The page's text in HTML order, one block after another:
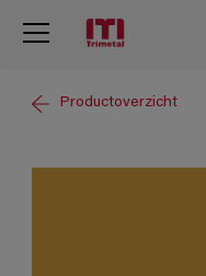
Productoverzicht